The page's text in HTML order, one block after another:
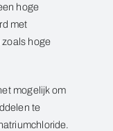
hoge
met
hoge
mogelijk om
te